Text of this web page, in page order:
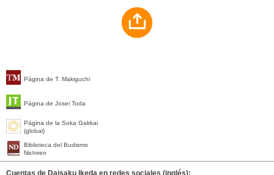
Página de T. Makiguchi
Página de Josei Toda
Página de la Soka Gakkai
(global)
Biblioteca del Budismo
Nichiren
Cuentas de Daisaku Ikeda en redes sociales (inglés):